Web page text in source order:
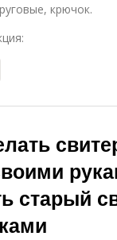
крючок.
старый